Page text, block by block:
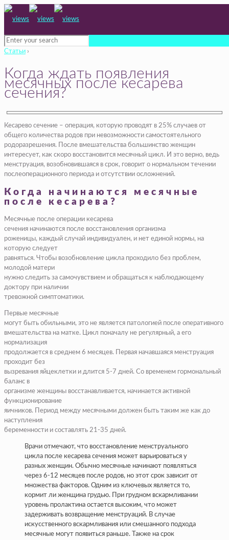
Статьи ›
Когда ждать появления
месячных после кесарева
сечения?
Кесарево сечение – операция, которую проводят в 25% случаев от
общего количества родов при невозможности самостоятельного
родоразрешения. После вмешательства большинство женщин
интересует, как скоро восстановится месячный цикл. И это верно, ведь
менструация, возобновившаяся в срок, говорит о нормальном течении
послеоперационного периода и отсутствии осложнений.
Когда начинаются месячные
после кесарева?
Месячные после операции кесарева
сечения начинаются после восстановления организма
роженицы, каждый случай индивидуален, и нет единой нормы, на
которую следует
равняться. Чтобы возобновление цикла проходило без проблем,
молодой матери
нужно следить за самочувствием и обращаться к наблюдающему
доктору при наличии
тревожной симптоматики.
Первые месячные
могут быть обильными, это не является патологией после оперативного
вмешательства на матке. Цикл поначалу не регулярный, а его
нормализация
продолжается в среднем 6 месяцев. Первая начавшаяся менструация
проходит без
вызревания яйцеклетки и длится 5-7 дней. Со временем гормональный
баланс в
организме женщины восстанавливается, начинается активной
функционирование
яичников. Период между месячными должен быть таким же как до
наступления
беременности и составлять 21-35 дней.
Врачи отмечают, что восстановление менструального
цикла после кесарева сечения может варьироваться у
разных женщин. Обычно месячные начинают появляться
через 6-12 месяцев после родов, но этот срок зависит от
множества факторов. Одним из ключевых является то,
кормит ли женщина грудью. При грудном вскармливании
уровень пролактина остается высоким, что может
задерживать возвращение менструаций. В случае
искусственного вскармливания или смешанного подхода
месячные могут появиться раньше. Также на срок